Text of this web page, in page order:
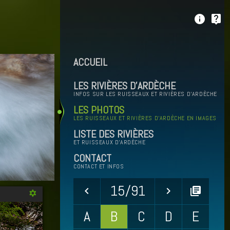
filter_vintage
info live_help
ACCUEIL
LES RIVIÈRES D'ARDÈCHE
INFOS SUR LES RUISSEAUX ET RIVIÈRES D'ARDÈCHE
LES PHOTOS
LES RUISSEAUX ET RIVIÈRES D'ARDÈCHE EN IMAGES
LISTE DES RIVIÈRES
ET RUISSEAUX D'ARDÈCHE
CONTACT
CONTACT ET INFOS
keyboard_arrow_left 15/91 keyboard_arrow_right library_books
A B C D
E